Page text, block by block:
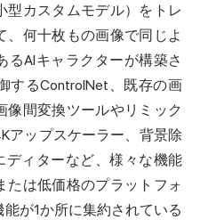
型カスタムモデル）をトレ
、何十枚もの画像で同じよ
るAIキャラクターが構築さ
するControlNet、既存の画
間変換ツールやリミック
アップスケーラー、背景除
ディターなど、様々な機能
たは低価格のプラットフォ
が1か所に集約されている